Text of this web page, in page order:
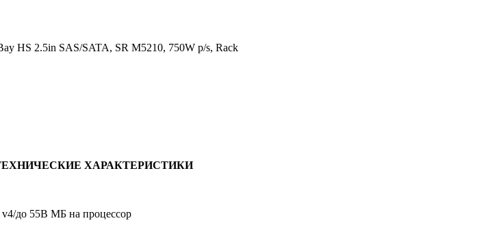
HS 2.5in SAS/SATA, SR M5210, 750W p/s, Rack
ХАРАКТЕРИСТИКИ
до 55В МБ на процессор